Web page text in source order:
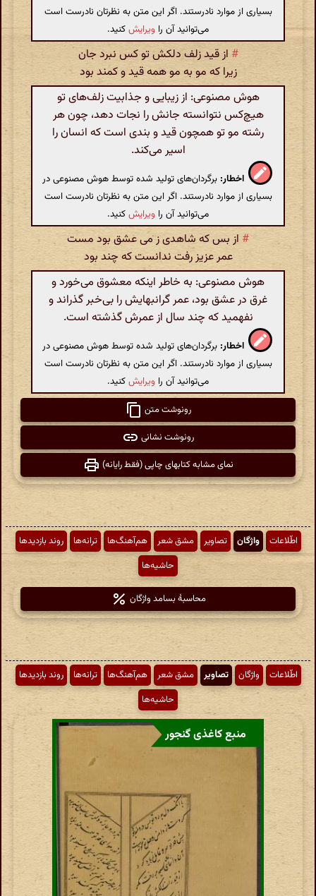
بسیاری از موارد نادرستند. اگر این متن به نظرتان نادرست است
می‌توانید آن را ویرایشکنید.
# از قید زلف دلکش تو کس نبرد جان
زیرا که مو به مو همه قید و کمند بود
هوش مصنوعی: از زیبایی و جذابیت زلف‌های تو
هیچ‌کس نتوانسته جانش را نجات دهد، چون هر
رشته مو تو همچون قید و بندی است که انسان را
اسیر می‌کند.
اخطار: برگردان‌های تولید شده توسط هوش مصنوعی در
بسیاری از موارد نادرستند. اگر این متن به نظرتان نادرست است
می‌توانید آن را ویرایشکنید.
# از بس که شاهدی ز می عشق بود مست
عمر عزیز رفت ندانست که چند بود
هوش مصنوعی: به خاطر اینکه معشوق می‌خورد و
غرق در عشق بود، عمر گرانبهایش را بی‌خبر گذراند و
نفهمید که چند سال از عمرش گذشته است.
اخطار: برگردان‌های تولید شده توسط هوش مصنوعی در
بسیاری از موارد نادرستند. اگر این متن به نظرتان نادرست است
می‌توانید آن را ویرایشکنید.
رونوشت متن
رونوشت نشانی
نمای مشابه کتابهای چاپی (فقط رایانه)
اطّلاعات واژگان تصاویر مشق شعر هم‌آهنگ‌ها ترانه‌ها
روند بازدیدها
حاشیه‌ها
محاسبهٔ بسامد واژگان
اطّلاعات واژگان تصاویر مشق شعر هم‌آهنگ‌ها ترانه‌ها
روند بازدیدها
حاشیه‌ها
منبع کاغذی گنجور